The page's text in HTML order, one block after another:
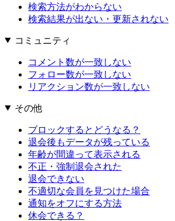
検索方法がわからない
検索結果が出ない・更新されない
コミュニティ
コメント数が一致しない
フォロー数が一致しない
リアクション数が一致しない
その他
ブロックするとどうなる？
退会後もデータが残っている
年齢が間違って表示される
不正・強制退会された
退会できない
不適切な会員を見つけた場合
通知をオフにする方法
休会できる？